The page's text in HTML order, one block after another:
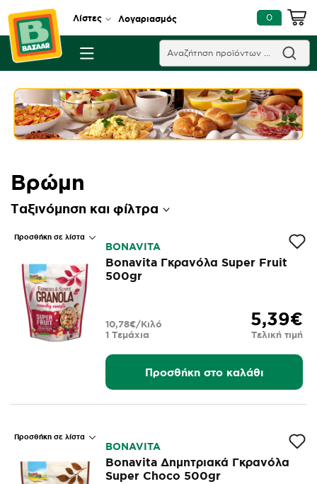
Λίστες Λογαριασμός 0
Βρώμη
Ταξινόμηση και φίλτρα
Προσθήκη σε λίστα
BONAVITA
Bonavita Γκρανόλα Super Fruit
500gr
5,39€
Τελική τιμή
1 Τεμάχια
10,78€/Κιλό
Προσθήκη στο καλάθι
Προσθήκη σε λίστα
BONAVITA
Bonavita Δημητριακά Γκρανόλα
Super Choco 500gr